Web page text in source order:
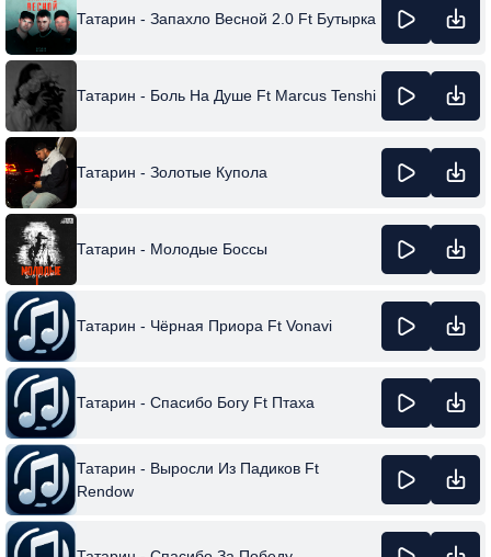
Татарин - Запахло Весной 2.0 Ft Бутырка
Татарин - Боль На Душе Ft Marcus Tenshi
Татарин - Золотые Купола
Татарин - Молодые Боссы
Татарин - Чёрная Приора Ft Vonavi
Татарин - Спасибо Богу Ft Птаха
Татарин - Выросли Из Падиков Ft
Rendow